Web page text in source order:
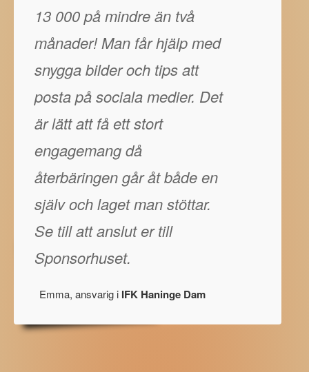
13 000 på mindre än två
månader! Man får hjälp med
snygga bilder och tips att
posta på sociala medier. Det
är lätt att få ett stort
engagemang då
återbäringen går åt både en
själv och laget man stöttar.
Se till att anslut er till
Sponsorhuset.
Emma, ansvarig i IFK Haninge Dam